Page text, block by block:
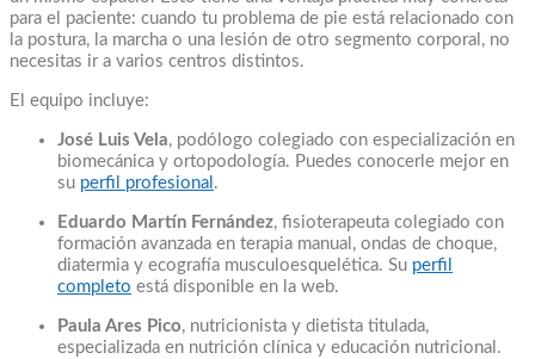
para el paciente: cuando tu problema de pie está relacionado con
la postura, la marcha o una lesión de otro segmento corporal, no
necesitas ir a varios centros distintos.
El equipo incluye:
José Luis Vela, podólogo colegiado con especialización en
biomecánica y ortopodología. Puedes conocerle mejor en
su perfil profesional .
Eduardo Martín Fernández, fisioterapeuta colegiado con
formación avanzada en terapia manual, ondas de choque,
diatermia y ecografía musculoesquelética. Su perfil
completo está disponible en la web.
Paula Ares Pico, nutricionista y dietista titulada,
especializada en nutrición clínica y educación nutricional.